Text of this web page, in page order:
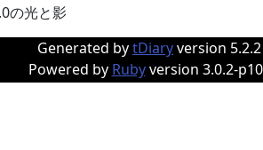
の光と影
Generated bytDiaryversion 5.2.2
Powered by Rubyversion 3.0.2-